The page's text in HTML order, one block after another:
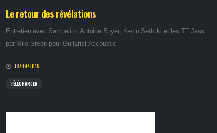
Le retour des révélations
Entretien avec Samuelito, Antoine Boyer, Kevin Seddiki et les TF Jass
par Milo Green pour Guitarist Accoustic
18/09/2019
TÉLÉCHARGER